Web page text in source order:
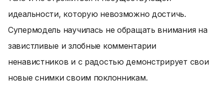
идеальности, которую невозможно достичь.
Супермодель научилась не обращать внимания на
завистливые и злобные комментарии
ненавистников и с радостью демонстрирует свои
новые снимки своим поклонникам.